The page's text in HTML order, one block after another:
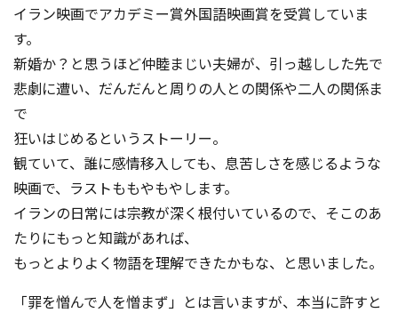
掲載内容のご確認はこちら
イラン映画でアカデミー賞外国語映画賞を受賞していま
す。
新婚か？と思うほど仲睦まじい夫婦が、引っ越しした先で
悲劇に遭い、だんだんと周りの人との関係や二人の関係ま
で
狂いはじめるというストーリー。
観ていて、誰に感情移入しても、息苦しさを感じるような
映画で、ラストももやもやします。
イランの日常には宗教が深く根付いているので、そこのあ
たりにもっと知識があれば、
もっとよりよく物語を理解できたかもな、と思いました。
「罪を憎んで人を憎まず」とは言いますが、本当に許すと